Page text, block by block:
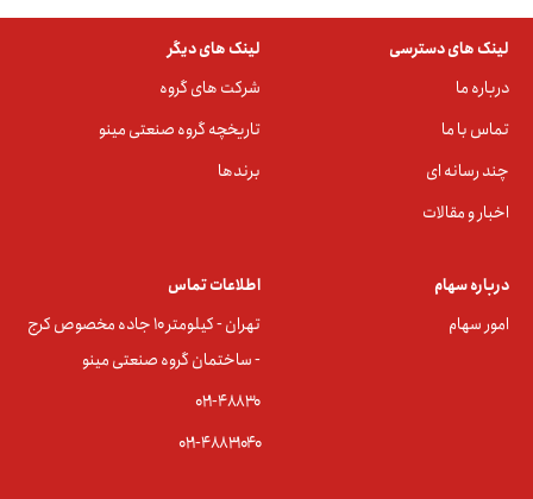
لینک های دسترسی
درباره ما
تماس با ما
چند رسانه ای
اخبار و مقالات
لینک های دیگر
شرکت های گروه
تاریخچه گروه صنعتی مینو
برندها
درباره سهام
امور سهام
اطلاعات تماس
تهران - کیلومتر ۱۰ جاده مخصوص کرج
- ساختمان گروه صنعتی مینو
۰۲۱-۴۸۸۳0
۰۲۱-۴۸۸۳۱۰۴۰